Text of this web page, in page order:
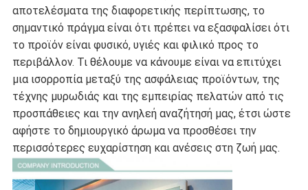
αποτελέσματα της διαφορετικής περίπτωσης, το
σημαντικό πράγμα είναι ότι πρέπει να εξασφαλίσει ότι
το προϊόν είναι φυσικό, υγιές και φιλικό προς το
περιβάλλον. Τι θέλουμε να κάνουμε είναι να επιτύχει
μια ισορροπία μεταξύ της ασφάλειας προϊόντων, της
τέχνης μυρωδιάς και της εμπειρίας πελατών από τις
προσπάθειες και την ανηλεή αναζήτησή μας, έτσι ώστε
αφήστε το δημιουργικό άρωμα να προσθέσει την
περισσότερες ευχαρίστηση και ανέσεις στη ζωή μας.